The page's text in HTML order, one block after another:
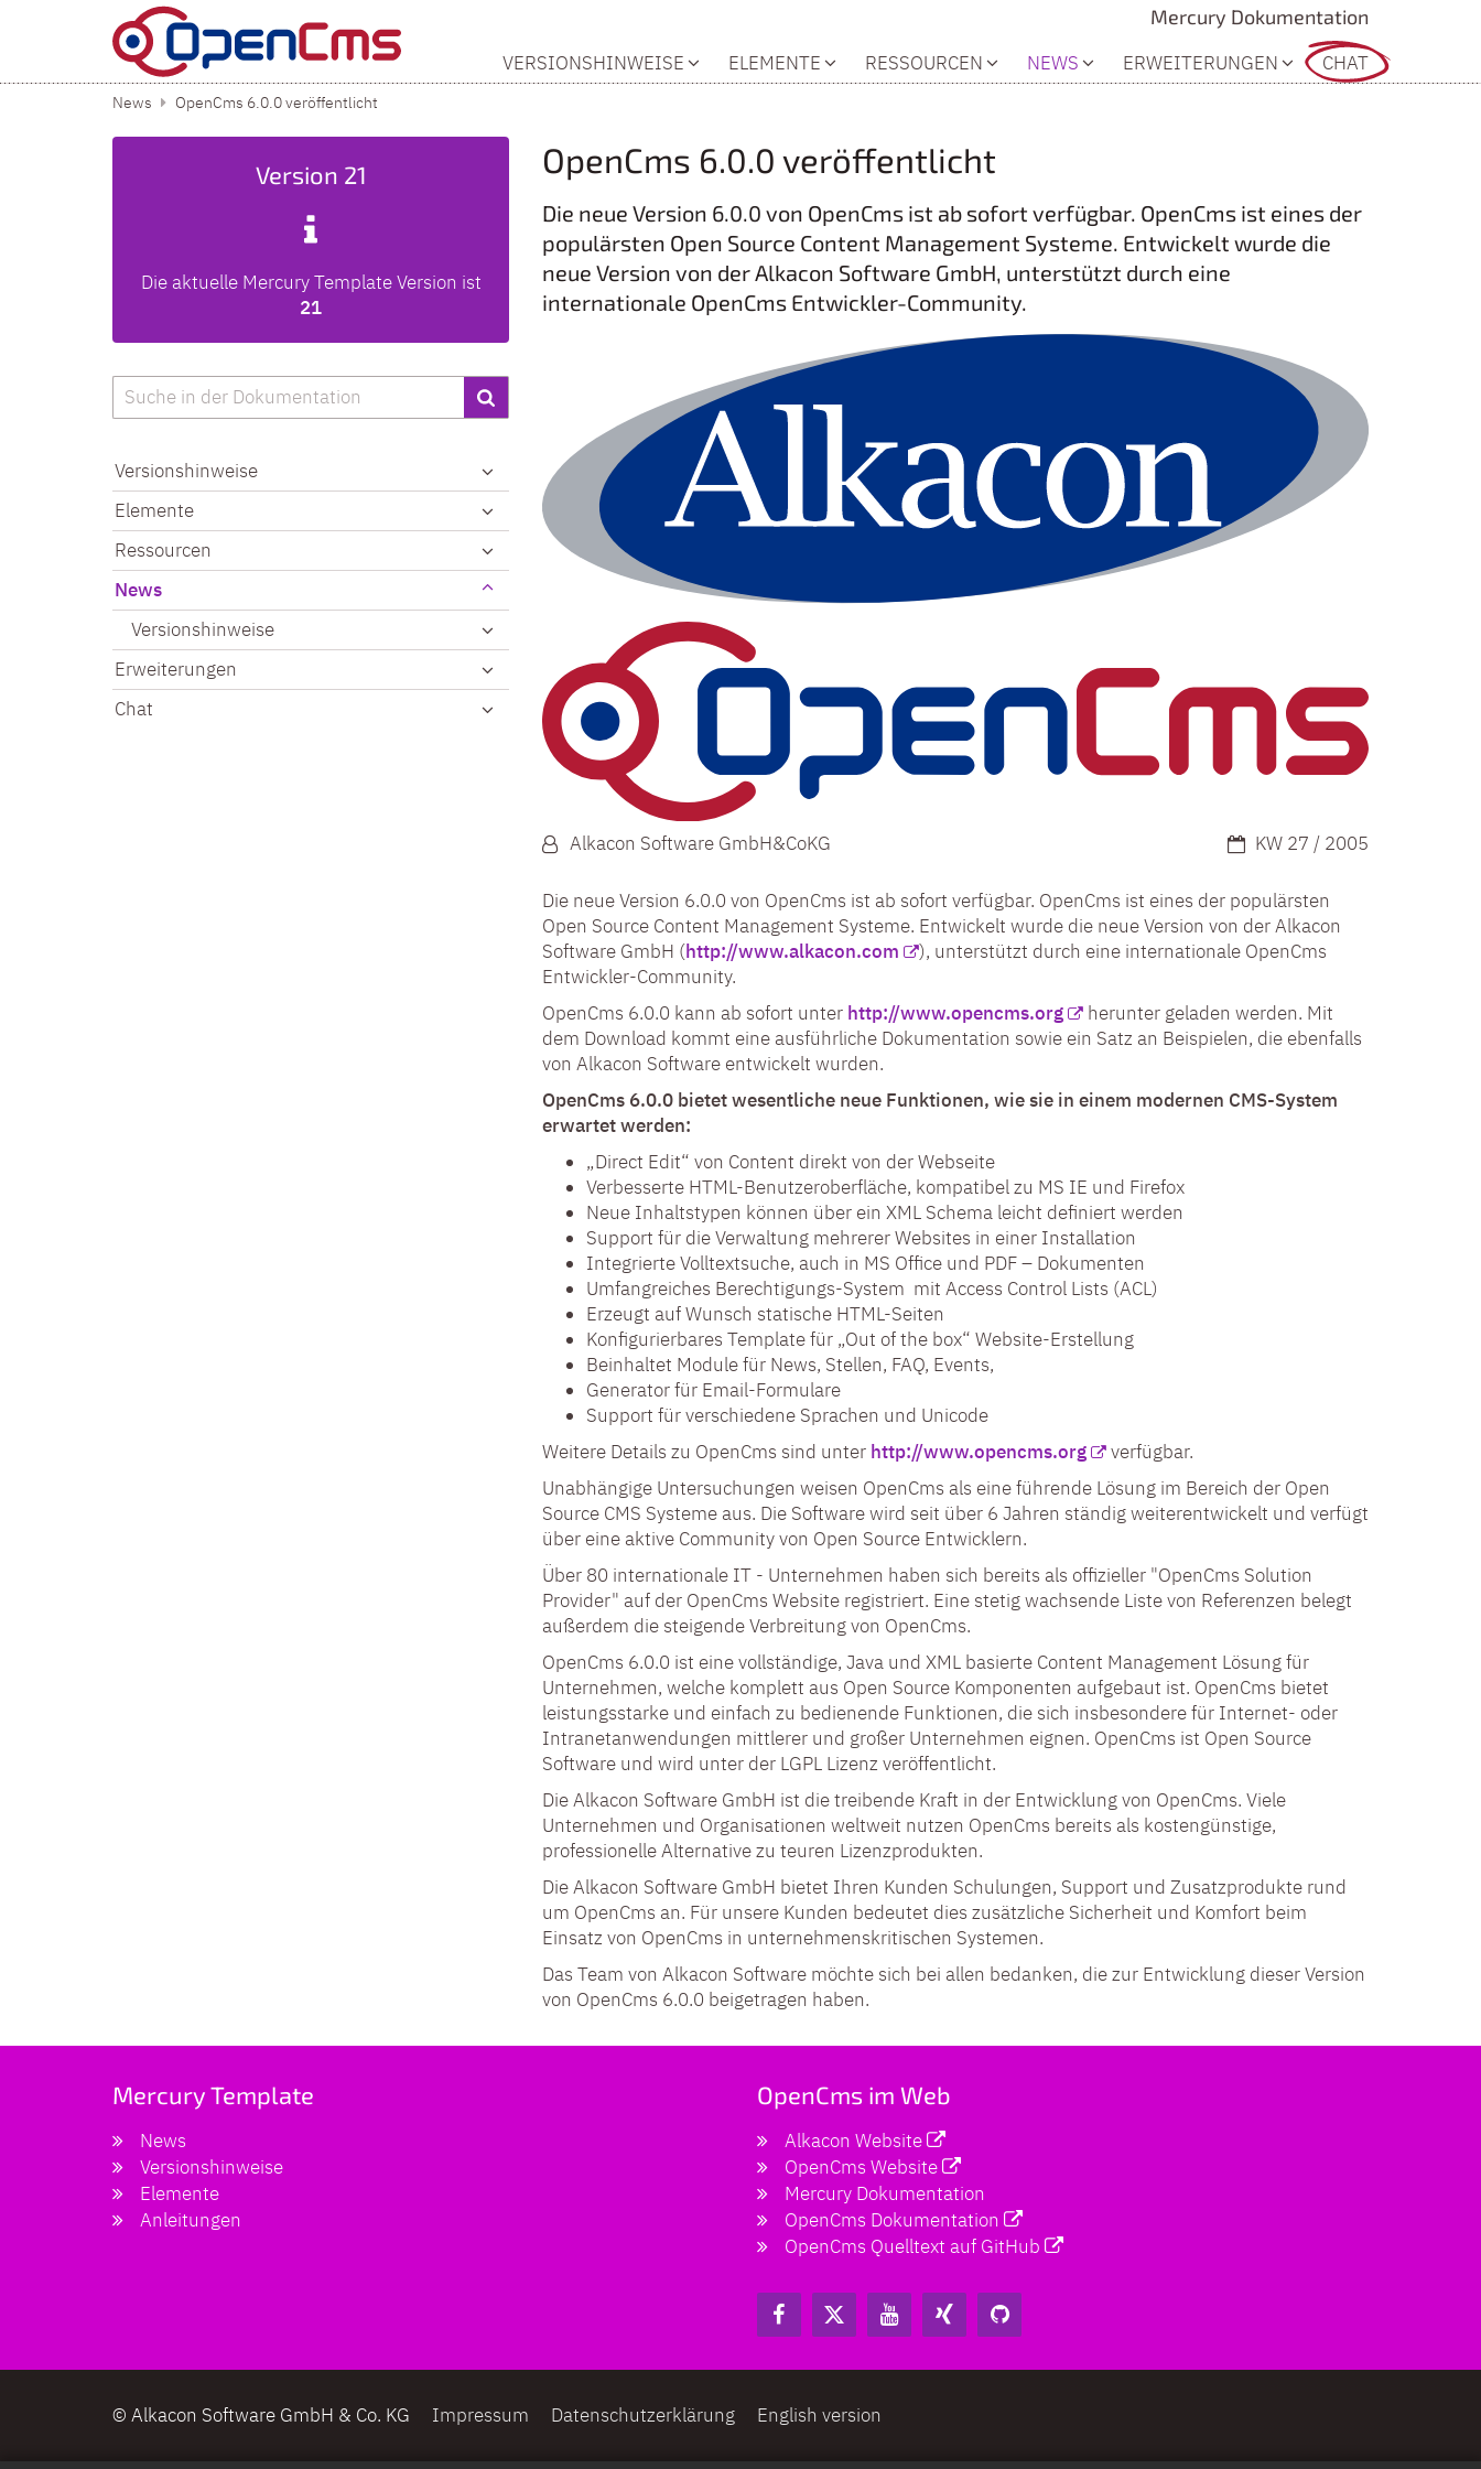
Zum Inhalt springen
Mercury Dokumentation
VERSIONSHINWEISE
ELEMENTE RESSOURCEN NEWS ERWEITERUNGEN CHAT
News OpenCms 6.0.0 veröffentlicht
OpenCms 6.0.0 veröffentlicht
Die neue Version 6.0.0 von OpenCms ist ab sofort verfügbar. OpenCms ist eines der
populärsten Open Source Content Management Systeme. Entwickelt wurde die
neue Version von der Alkacon Software GmbH, unterstützt durch eine
internationale OpenCms Entwickler-Community.
Datum:KW 27 / 2005
Von:Alkacon Software GmbH&CoKG
Die neue Version 6.0.0 von OpenCms ist ab sofort verfügbar. OpenCms ist eines der populärsten
Open Source Content Management Systeme. Entwickelt wurde die neue Version von der Alkacon
Software GmbH (http://www.alkacon.com
), unterstützt durch eine internationale OpenCms
Entwickler-Community.
OpenCms 6.0.0 kann ab sofort unter http://www.opencms.org
herunter geladen werden. Mit
dem Download kommt eine ausführliche Dokumentation sowie ein Satz an Beispielen, die ebenfalls
von Alkacon Software entwickelt wurden.
OpenCms 6.0.0 bietet wesentliche neue Funktionen, wie sie in einem modernen CMS-System
erwartet werden:
„Direct Edit“ von Content direkt von der Webseite
Verbesserte HTML-Benutzeroberfläche, kompatibel zu MS IE und Firefox
Neue Inhaltstypen können über ein XML Schema leicht definiert werden
Support für die Verwaltung mehrerer Websites in einer Installation
Integrierte Volltextsuche, auch in MS Office und PDF – Dokumenten
Umfangreiches Berechtigungs-System mit Access Control Lists (ACL)
Erzeugt auf Wunsch statische HTML-Seiten
Konfigurierbares Template für „Out of the box“ Website-Erstellung
Beinhaltet Module für News, Stellen, FAQ, Events,
Generator für Email-Formulare
Support für verschiedene Sprachen und Unicode
Weitere Details zu OpenCms sind unter http://www.opencms.org
verfügbar.
Unabhängige Untersuchungen weisen OpenCms als eine führende Lösung im Bereich der Open
Source CMS Systeme aus. Die Software wird seit über 6 Jahren ständig weiterentwickelt und verfügt
über eine aktive Community von Open Source Entwicklern.
Über 80 internationale IT - Unternehmen haben sich bereits als offizieller "OpenCms Solution
Provider" auf der OpenCms Website registriert. Eine stetig wachsende Liste von Referenzen belegt
außerdem die steigende Verbreitung von OpenCms.
OpenCms 6.0.0 ist eine vollständige, Java und XML basierte Content Management Lösung für
Unternehmen, welche komplett aus Open Source Komponenten aufgebaut ist. OpenCms bietet
leistungsstarke und einfach zu bedienende Funktionen, die sich insbesondere für Internet- oder
Intranetanwendungen mittlerer und großer Unternehmen eignen. OpenCms ist Open Source
Software und wird unter der LGPL Lizenz veröffentlicht.
Die Alkacon Software GmbH ist die treibende Kraft in der Entwicklung von OpenCms. Viele
Unternehmen und Organisationen weltweit nutzen OpenCms bereits als kostengünstige,
professionelle Alternative zu teuren Lizenzprodukten.
Die Alkacon Software GmbH bietet Ihren Kunden Schulungen, Support und Zusatzprodukte rund
um OpenCms an. Für unsere Kunden bedeutet dies zusätzliche Sicherheit und Komfort beim
Einsatz von OpenCms in unternehmenskritischen Systemen.
Das Team von Alkacon Software möchte sich bei allen bedanken, die zur Entwicklung dieser Version
von OpenCms 6.0.0 beigetragen haben.
Version 21
Die aktuelle Mercury Template Version ist
21
Suche
Versionshinweise
Elemente
Ressourcen
News
Versionshinweise
Erweiterungen
Chat
Mercury Template
News
Versionshinweise
Elemente
Anleitungen
OpenCms im Web
Alkacon Website
OpenCms Website
Mercury Dokumentation
OpenCms Dokumentation
OpenCms Quelltext auf GitHub
© Alkacon Software GmbH & Co. KG Impressum Datenschutzerklärung English version